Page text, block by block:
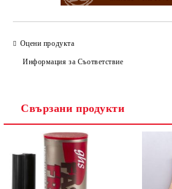
Оцени продукта
Информация за Съответствие
Свързани продукти